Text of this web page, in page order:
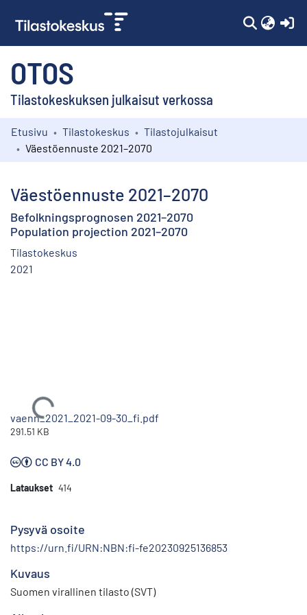
OTOS
Tilastokeskuksen julkaisut verkossa
Kokoelmat
Etusivu Tilastokeskus
Tilastojulkaisut
Väestöennuste 2021–2070
Väestöennuste 2021–2070
Befolkningsprognosen 2021–2070
Population projection 2021–2070
Tilastokeskus
2021
Ladataan...
vaenn_2021_2021-09-30_fi.pdf
291.51 KB
CC BY 4.0
Lataukset 414
Pysyvä osoite
https://urn.fi/URN:NBN:fi-fe20230925136853
Kuvaus
Suomen virallinen tilasto (SVT)